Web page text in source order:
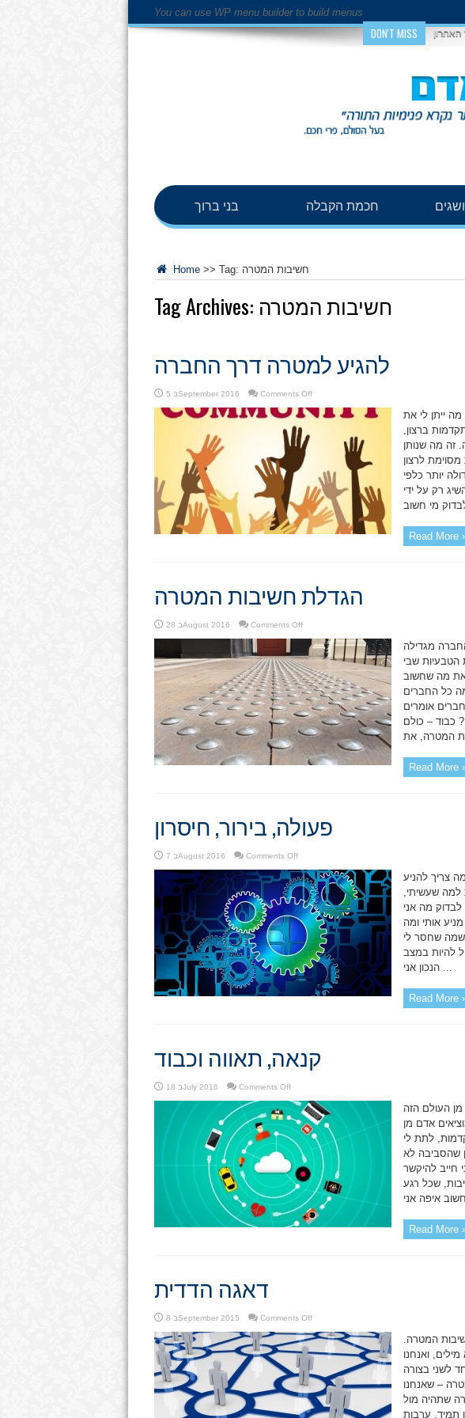
You can use WP menu builder to build menus
DON'T MISS האחרון
בני ברוך חכמת הקבלה
Home >> Tag: חשיבות המטרה
Tag Archives: חשיבות המטרה
להגיע למטרה דרך החברה
5 בSeptember 2016 Comments Offon
למטרה
דרך
ייתן לי את
ברצון,
זה מה שנותן
לרצון
יותר כלפי
רק על ידי
Read More
הגדלת חשיבות המטרה
28 בAugust 2016 Comments Offon
חשיבות
המטרה
מגדילה
הטבעיות שבי
את מה שחשוב
כל החברים
אומרים
כבוד – כולם
Read More
פעולה, בירור, חיסרון
7 בAugust 2016 Comments Offon
בירור,
חיסרון
צריך להניע
למה שעשיתי,
מה אני
אותי ומה
שמה שחסר לי
להיות במצב
הנכון אני ...
Read More
קנאה, תאווה וכבוד
18 בJuly 2016 Comments Offon
תאווה
וכבוד
מן העולם הזה
אדם מן
לתת לי
שהסביבה לא
חייב להיקשר
שכל רגע
Read More
דאגה הדדית
8 בSeptember 2015 Comments Offon
הדדית
המטרה.
ואנחנו
לשני בצורה
– שאנחנו
שתהיה מול